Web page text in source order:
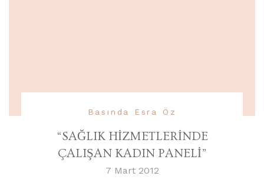
Basında Esra Öz
“SAĞLIK HİZMETLERİNDE
ÇALIŞAN KADIN PANELİ”
7 Mart 2012